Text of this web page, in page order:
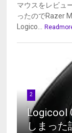
マウスをレビュ
ったのでRazer
Logico...
2
Logicool
しまった